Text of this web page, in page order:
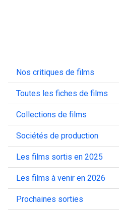
Nos critiques de films
Toutes les fiches de films
Collections de films
Sociétés de production
Les films sortis en 2025
Les films à venir en 2026
Prochaines sorties